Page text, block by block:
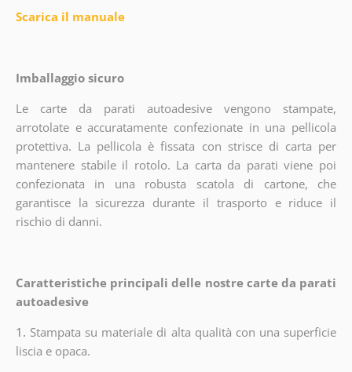
Scarica il manuale
Imballaggio sicuro
Le carte da parati autoadesive vengono stampate,
arrotolate e accuratamente confezionate in una pellicola
protettiva. La pellicola è fissata con strisce di carta per
mantenere stabile il rotolo. La carta da parati viene poi
confezionata in una robusta scatola di cartone, che
garantisce la sicurezza durante il trasporto e riduce il
rischio di danni.
Caratteristiche principali delle nostre carte da parati
autoadesive
1. Stampata su materiale di alta qualità con una superficie
liscia e opaca.